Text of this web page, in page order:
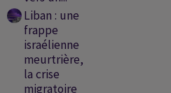
Liban : une
frappe
israélienne
meurtrière,
la crise
migratoire